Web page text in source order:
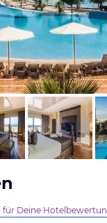
für Deine